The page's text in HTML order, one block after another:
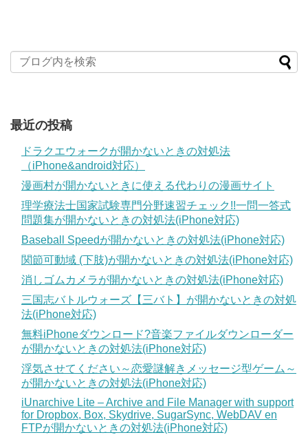
最近の投稿
ドラクエウォークが開かないときの対処法
（iPhone&android対応）
漫画村が開かないときに使える代わりの漫画サイト
理学療法士国家試験専門分野速習チェック!!一問一答式
問題集が開かないときの対処法(iPhone対応)
Baseball Speedが開かないときの対処法(iPhone対応)
関節可動域 (下肢)が開かないときの対処法(iPhone対応)
消しゴムカメラが開かないときの対処法(iPhone対応)
三国志バトルウォーズ【三バト】が開かないときの対処
法(iPhone対応)
無料iPhoneダウンロード?音楽ファイルダウンローダー
が開かないときの対処法(iPhone対応)
浮気させてください～恋愛謎解きメッセージ型ゲーム～
が開かないときの対処法(iPhone対応)
iUnarchive Lite – Archive and File Manager with support
for Dropbox, Box, Skydrive, SugarSync, WebDAV en
FTPが開かないときの対処法(iPhone対応)